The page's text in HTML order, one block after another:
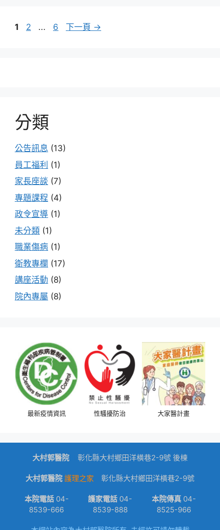
頁
1
頁
2 ...
頁
6 下一頁 →
分類
公告訊息 (13)
員工福利 (1)
家長座談 (7)
專題課程 (4)
政令宣導 (1)
未分類 (1)
職業傷病 (1)
衛教專欄 (17)
講座活動 (8)
院內專屬 (8)
最新疫情資訊 性騷擾防治 大家醫計畫
大村郭醫院 彰化縣大村鄉田洋橫巷2-9號 後棟
大村郭醫院 護理之家 彰化縣大村鄉田洋橫巷2-9號
本院電話04-
8539-666
護家電話 04-
8539-888
本院傳真04-
8525-966